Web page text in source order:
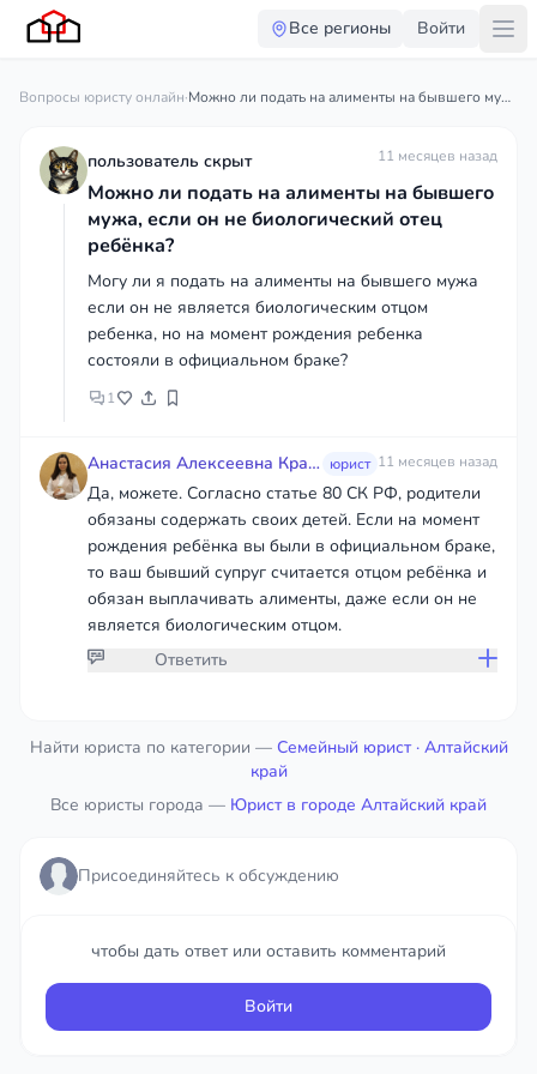
Все регионы Войти
Вопросы юристу онлайн· Можно ли подать на алименты на бывшего мужа, если он не биологический отец ребёнка?
пользователь скрыт 11 месяцев назад
Можно ли подать на алименты на бывшего
мужа, если он не биологический отец
ребёнка?
Могу ли я подать на алименты на бывшего мужа
если он не является биологическим отцом
ребенка, но на момент рождения ребенка
состояли в официальном браке?
1
Анастасия Алексеевна Кравцова юрист 11 месяцев назад
Да, можете. Согласно статье 80 СК РФ, родители
обязаны содержать своих детей. Если на момент
рождения ребёнка вы были в официальном браке,
то ваш бывший супруг считается отцом ребёнка и
обязан выплачивать алименты, даже если он не
является биологическим отцом.
Ответить
чтобы дать ответ или оставить комментарий
Найти юриста по категории — Семейный юрист· Алтайский
край
Все юристы города — Юрист в городе Алтайский край
Присоединяйтесь к обсуждению
чтобы дать ответ или оставить комментарий
Войти